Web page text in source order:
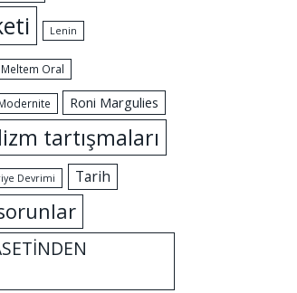
Lenin
Meltem Oral
Roni Margulies
tartışmaları
Devrimi Tarih